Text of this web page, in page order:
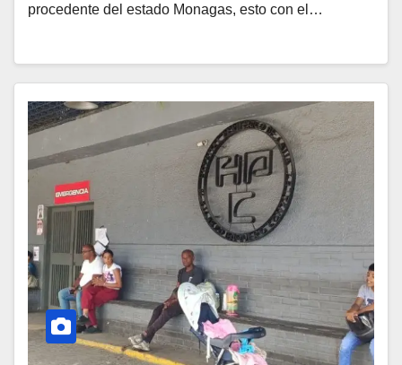
procedente del estado Monagas, esto con el…